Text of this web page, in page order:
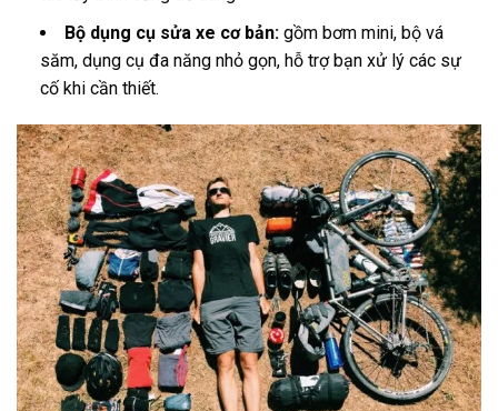
Bộ dụng cụ sửa xe cơ bản:gồm bơm mini, bộ vá
săm, dụng cụ đa năng nhỏ gọn, hỗ trợ bạn xử lý các sự
cố khi cần thiết.